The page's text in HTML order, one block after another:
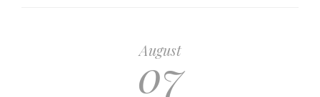
August
07